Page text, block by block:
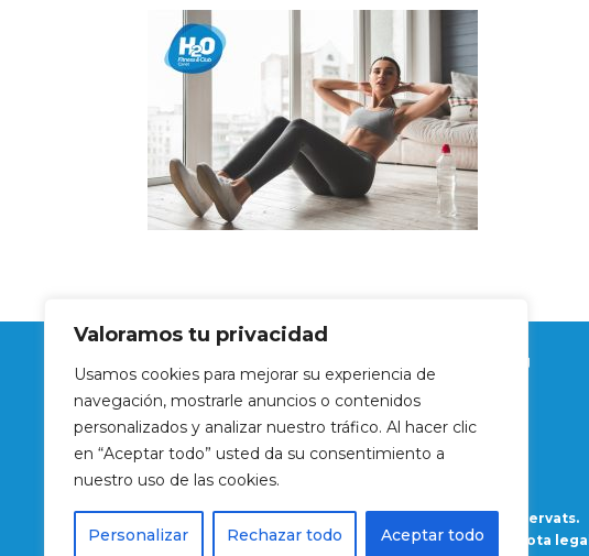
Valoramos tu privacidad
Usamos cookies para mejorar su experiencia de
navegación, mostrarle anuncios o contenidos
personalizados y analizar nuestro tráfico. Al hacer clic
en “Aceptar todo” usted da su consentimiento a
nuestro uso de las cookies.
Personalizar Rechazar todo Aceptar todo
Financiado por la Unión Europea – NextGenerationEU
©Copyright by H2O Sports Canet. Tots els drets reservats.
Powered byMedia Needs. info@medianeeds.es | Nota legal